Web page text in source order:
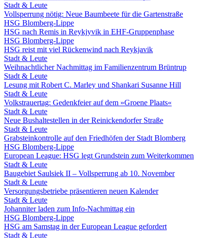
Stadt & Leute
Vollsperrung nötig: Neue Baumbeete für die Gartenstraße
HSG Blomberg-Lippe
HSG nach Remis in Reykjyvik in EHF-Gruppenphase
HSG Blomberg-Lippe
HSG reist mit viel Rückenwind nach Reykjavik
Stadt & Leute
Weihnachtlicher Nachmittag im Familienzentrum Brüntrup
Stadt & Leute
Lesung mit Robert C. Marley und Shankari Susanne Hill
Stadt & Leute
Volkstrauertag: Gedenkfeier auf dem »Groene Plaats«
Stadt & Leute
Neue Bushaltestellen in der Reinickendorfer Straße
Stadt & Leute
Grabsteinkontrolle auf den Friedhöfen der Stadt Blomberg
HSG Blomberg-Lippe
European League: HSG legt Grundstein zum Weiterkommen
Stadt & Leute
Baugebiet Saulsiek II – Vollsperrung ab 10. November
Stadt & Leute
Versorgungsbetriebe präsentieren neuen Kalender
Stadt & Leute
Johanniter laden zum Info-Nachmittag ein
HSG Blomberg-Lippe
HSG am Samstag in der European League gefordert
Stadt & Leute